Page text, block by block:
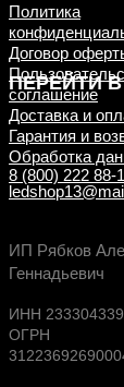
ПЕРЕЙТИ В
Будь в
новых
Политика
Договор
соглашение
Доставка и
Гарантия и
Обработка
8 (800) 222 88-
ИП Рябков
Геннадьевич
ИНН
ОГРН